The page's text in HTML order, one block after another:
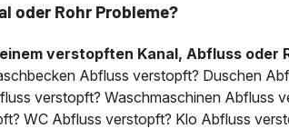
oder Rohr Probleme?
verstopften Kanal, Abfluss oder
Abfluss verstopft? Duschen
verstopft? Waschmaschinen Abfluss
WC Abfluss verstopft? Klo Abfluss